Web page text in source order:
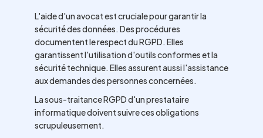
L'aide d'un avocat est cruciale pour garantir la
sécurité des données. Des procédures
documentent le respect du RGPD. Elles
garantissent l'utilisation d'outils conformes et la
sécurité technique. Elles assurent aussi l'assistance
aux demandes des personnes concernées.
La sous-traitance RGPD d'un prestataire
informatique doivent suivre ces obligations
scrupuleusement.